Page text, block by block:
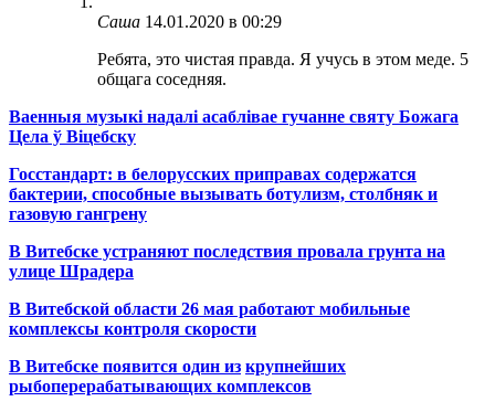
Саша 14.01.2020 в 00:29
Ребята, это чистая правда. Я учусь в этом меде. 5
общага соседняя.
Ваенныя музыкі надалі асаблівае гучанне святу Божага
Цела ў Віцебску
Госстандарт: в белорусских приправах содержатся
бактерии, способные вызывать ботулизм, столбняк и
газовую гангрену
В Витебске устраняют последствия провала грунта на
улице Шрадера
В Витебской области 26 мая работают мобильные
комплексы контроля скорости
В Витебске появится один из крупнейших
рыбоперерабатывающих комплексов